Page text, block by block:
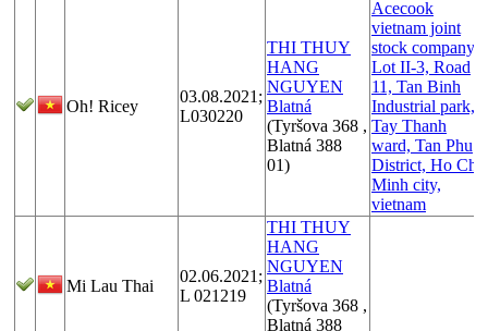
Oh! Ricey
03.08.2021;
L030220
THI THUY
HANG
NGUYEN
Blatná
(Tyršova 368 ,
Blatná 388
01)
Acecook
vietnam joint
stock company,
Lot II-3, Road
11, Tan Binh
Industrial park,
Tay Thanh
ward, Tan Phu
District, Ho Chi
Minh city,
vietnam
Mi Lau Thai
02.06.2021;
L 021219
THI THUY
HANG
NGUYEN
Blatná
(Tyršova 368 ,
Blatná 388